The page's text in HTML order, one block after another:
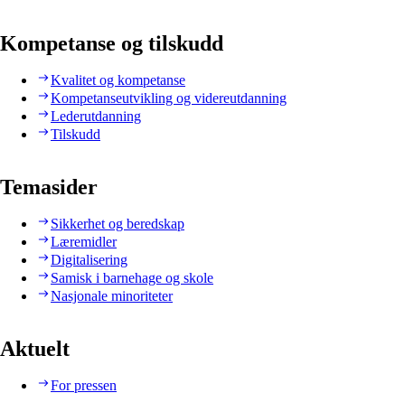
Kompetanse og tilskudd
Kvalitet og kompetanse
Kompetanseutvikling og videreutdanning
Lederutdanning
Tilskudd
Temasider
Sikkerhet og beredskap
Læremidler
Digitalisering
Samisk i barnehage og skole
Nasjonale minoriteter
Aktuelt
For pressen